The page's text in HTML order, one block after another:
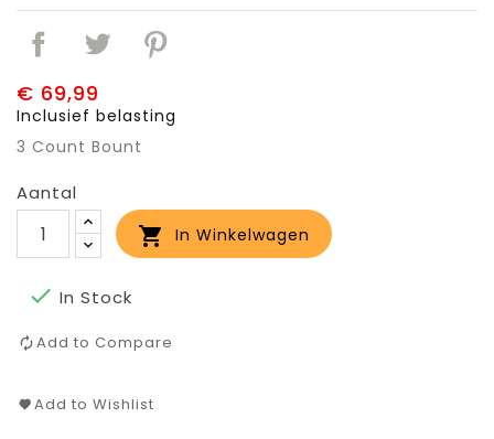
€ 69,99
Inclusief belasting
3 Count Bount
Aantal
 In Winkelwagen
 In Stock
Add to Compare
Add to Wishlist